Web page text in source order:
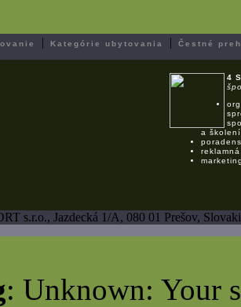
| Kategórie ubytovania | Čestné
4
a školení
s.r.o., Jazdecká 1/A, 080 01 Prešov,
: Unknown: Your